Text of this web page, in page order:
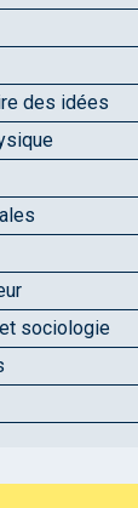
des idées
sociologie